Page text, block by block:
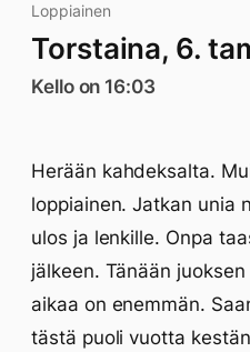
Loppiainen
Torstaina, 6.
Kello on 16:03
Herään kahdeksalta.
loppiainen. Jatkan unia
ulos ja lenkille. Onpa
jälkeen. Tänään
aikaa on enemmän.
tästä puoli vuotta